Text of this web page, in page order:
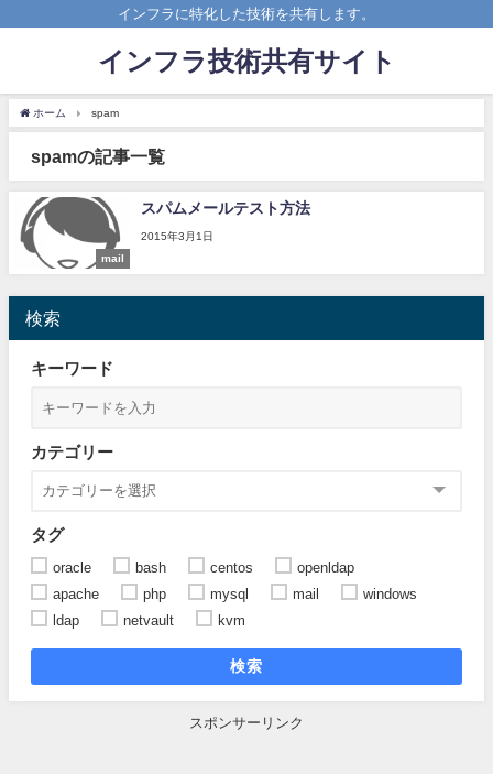
インフラに特化した技術を共有します。
インフラ技術共有サイト
ホーム spam
spamの記事一覧
mail
スパムメールテスト方法
2015年3月1日
検索
キーワード
カテゴリー
タグ
oracle bash centos
openldap
apache
php mysql mail
windows
ldap
netvault kvm
検索
スポンサーリンク